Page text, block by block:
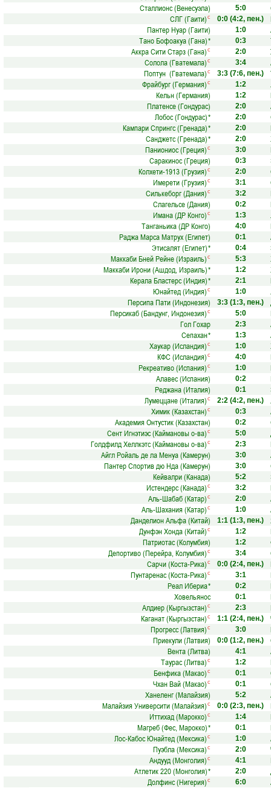
Сталлионс (Венесуэла)
5:0
СЛГ (Гаити) с 0:0 (4:2, пен.)
Пантер Нуар (Гаити)
1:0
Тано Бофоакуа (Гана)* 0:3
Аккра Сити Старз (Гана) с 2:0
Солола (Гватемала) с 3:4
Поптун (Гватемала) с 3:3 (7:6, пен.)
Фрайбург (Германия) с 1:2
Кельн (Германия)
1:2
Платенсе (Гондурас)
2:0
Лобос (Гондурас)* 2:0
Кампари Спрингс (Гренада)* 2:0
Санджетс (Гренада)* 2:0
Паниониос (Греция) с 3:0
Саракинос (Греция)
0:3
Колхети-1913 (Грузия) с 2:0
Имерети (Грузия) с 3:1
Силькеборг (Дания) с 3:2
Слагельсе (Дания)
0:2
Имана (ДР Конго) с 1:3
Танганьика (ДР Конго)
4:0
Раджа Марса Матрух (Египет)
0:1
Этисалят (Египет)* 0:4
Маккаби Бней Рейне (Израиль) с 5:3
Маккаби Ирони (Ашдод, Израиль)* 1:2
Керала Бластерс (Индия)* 2:1
Юнайтед (Индия) с 1:0
Персипа Пати (Индонезия)
3:3 (1:3, пен.)
Персикаб (Бандунг, Индонезия) с 5:0
Гол Гохар
2:3
Сепахан* 1:3
Хаукар (Исландия) с 1:0
КФС (Исландия) с 4:0
Рекреативо (Испания) с 1:0
Алавес (Испания)
0:2
Реджана (Италия)
0:1
Лумеццане (Италия) с 2:2 (4:2, пен.)
Химик (Казахстан) с 0:3
Академия Онтустик (Казахстан)
0:2
Сент Игнэтиэс (Каймановы о-ва) с 5:0
Голдфилд Хеллкэтс (Каймановы о-ва) с 2:3
Айгл Ройаль де ла Менуа (Камерун)
3:0
Пантер Спортив дю Нда (Камерун)
3:0
Кейвалри (Канада)
5:2
Истендерс (Канада) с 3:2
Аль-Шабаб (Катар) с 2:0
Аль-Шахания (Катар) с 1:0
Данделион Альфа (Китай)
1:1 (1:3, пен.)
Дунфэн Хонда (Китай) с 1:2
Патриотас (Колумбия)
1:2
Депортиво (Перейра, Колумбия) с 3:4
Сарчи (Коста-Рика) с 0:0 (2:4, пен.)
Пунтаренас (Коста-Рика) с 3:1
Реал Ибериа* 0:2
Ховельянос
0:1
Алдиер (Кыргызстан) с 2:3
Каганат (Кыргызстан) с 1:1 (2:4, пен.)
Прогресс (Латвия) с 3:0
Приекули (Латвия)
0:0 (1:2, пен.)
Вента (Литва)
4:1
Таурас (Литва) с 1:2
Бенфика (Макао) с 0:1
Чхан Вай (Макао) с 0:1
Ханеленг (Малайзия)
5:2
Малайзия Университи (Малайзия) с 0:0 (2:3, пен.)
Иттихад (Марокко) с 1:4
Магреб (Фес, Марокко)* 0:1
Лос-Кабос Юнайтед (Мексика) с 1:0
Пуэбла (Мексика) с 2:0
Андууд (Монголия) с 4:1
Атлетик 220 (Монголия)* 2:0
Долфинс (Нигерия) с 6:0